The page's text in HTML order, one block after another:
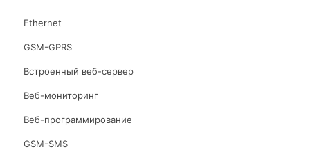
Ethernet
GSM-GPRS
Встроенный веб-сервер
Веб-мониторинг
Веб-программирование
GSM-SMS